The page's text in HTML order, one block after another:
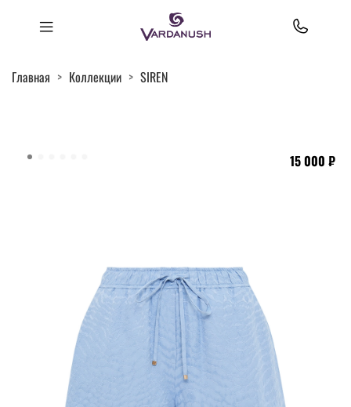
Главная Коллекции SIREN
15 000 ₽